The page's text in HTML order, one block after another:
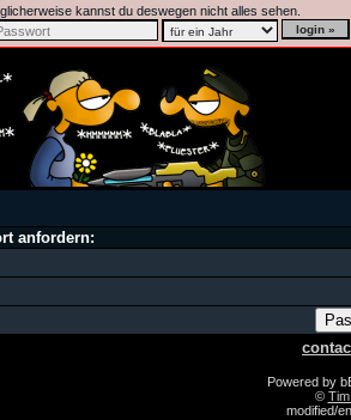
kannst du deswegen nicht alles sehen.
anfordern:
Powered by
©
modified/